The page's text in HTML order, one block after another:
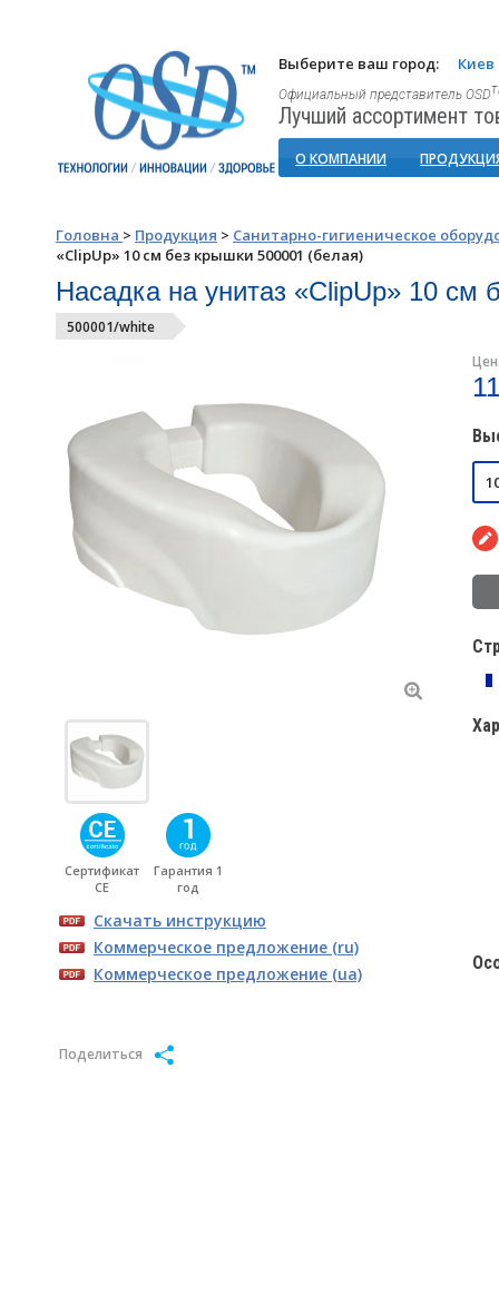
Выберите ваш город: Киев
Официальный представитель OSD
Лучший ассортимент
О КОМПАНИИ
Головна > Продукция > Санитарно-гигиеническое
«ClipUp» 10 см без крышки 500001 (белая)
Насадка на унитаз «ClipUp» 10 см
500001/white
Сертификат
CE
Гарантия 1
год
Скачать инструкцию
Коммерческое предложение (ru)
Коммерческое предложение (ua)
Поделиться